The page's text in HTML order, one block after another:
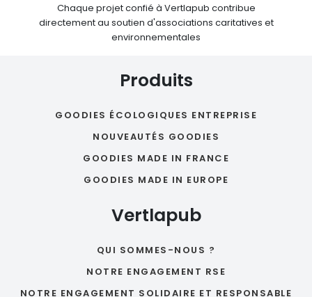
Chaque projet confié à Vertlapub contribue
directement au soutien d'associations caritatives et
environnementales
Produits
GOODIES ÉCOLOGIQUES ENTREPRISE
NOUVEAUTÉS GOODIES
GOODIES MADE IN FRANCE
GOODIES MADE IN EUROPE
Vertlapub
QUI SOMMES-NOUS ?
NOTRE ENGAGEMENT RSE
NOTRE ENGAGEMENT SOLIDAIRE ET RESPONSABLE